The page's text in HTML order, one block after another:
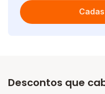
Descontos que